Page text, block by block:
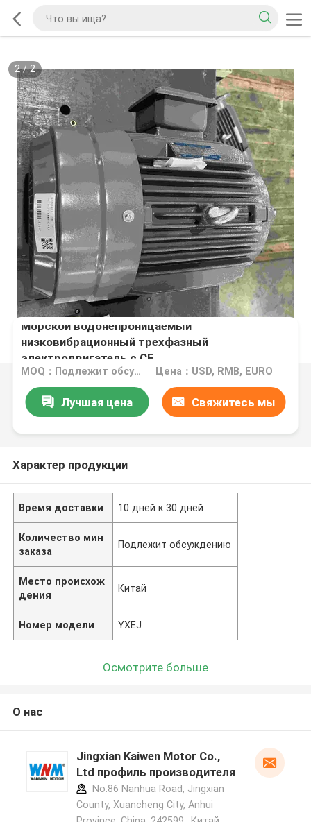
2/2
Морской водонепроницаемый
низковибрационный трехфазный
электродвигатель с CE
MOQ：Подлежит обсуждению Цена：USD, RMB, EURO
Лучшая цена Свяжитесь мы
Характер продукции
Время доставки 10 дней к 30 дней
Количество мин
заказа
Подлежит обсуждению
Место происхож
дения
Китай
Номер модели YXEJ
Осмотрите больше
О нас
Jingxian Kaiwen Motor Co.,
Ltd профиль производителя
No.86 Nanhua Road, Jingxian
County, Xuancheng City, Anhui